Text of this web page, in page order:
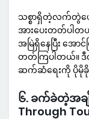
သစ္စာရှိတဲ့လက်တွဲဖ
အားပေးတတ်ပါ
အမြဲရှိနေပြီး အေ
တတ်ကြပါတယ်။ ဒီ
ဆက်ဆံရေးကို ပိုမိုခို
၆. ခက်ခဲတဲ့အချိ
Through